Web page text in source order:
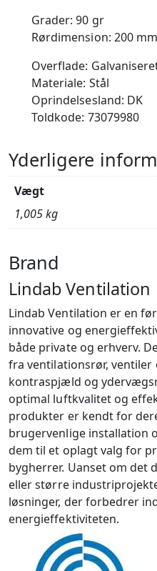
Grader: 90 gr
Rørdimension: 200 mm
Overflade:
Materiale: Stål
Oprindelsesland: DK
Toldkode: 73079980
Yderligere
Vægt
1,005 kg
Brand
Lindab Ventilation
Lindab Ventilation er en
innovative og
både private og erhverv.
fra ventilationsrør,
kontraspjæld og
optimal luftkvalitet og
produkter er kendt for
brugervenlige installation
dem til et oplagt valg for
bygherrer. Uanset om det
eller større
løsninger, der forbedrer
energieffektiviteten.